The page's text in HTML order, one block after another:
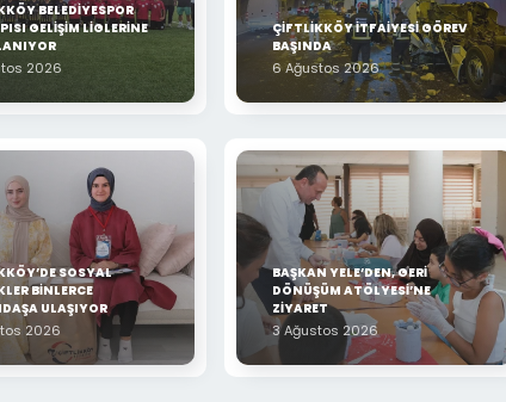
BELEDİYESPOR
GELİŞİM LİGLERİNE
2026
ÇİFTLİKKÖY İTFAİYESİ GÖREV
BAŞINDA
6 Ağustos 2026
SOSYAL
BİNLERCE
ULAŞIYOR
2026
BAŞKAN YELE’DEN, GERİ
DÖNÜŞÜM ATÖLYESİ’NE
ZİYARET
3 Ağustos 2026